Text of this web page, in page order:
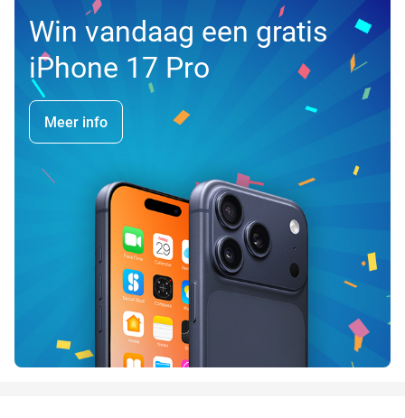
Win vandaag een gratis
iPhone 17 Pro
Meer info